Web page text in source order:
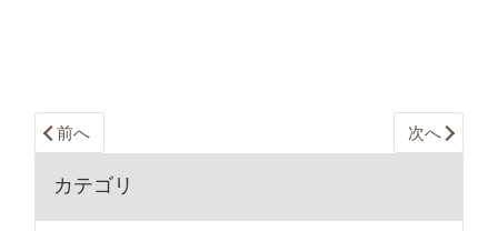
前へ 次へ
カテゴリ